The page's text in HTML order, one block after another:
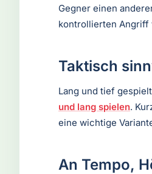
Gegner einen
kontrollierten Angriff
Taktisch
Lang und tief
und lang spielen.
eine wichtige
An Tempo,